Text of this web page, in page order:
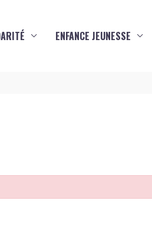
ENFANCE JEUNESSE